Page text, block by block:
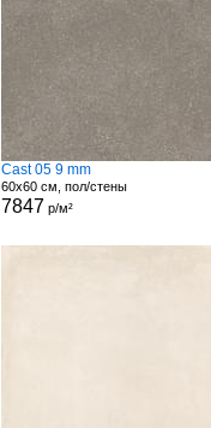
Cast 05 9 mm
60x60 см, пол/стены
7847 р/м²